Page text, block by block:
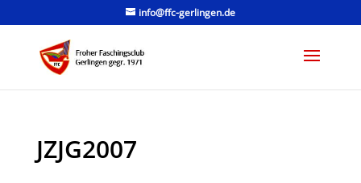
info@ffc-gerlingen.de
JZJG2007